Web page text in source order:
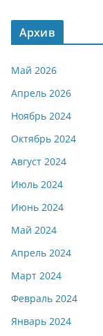
Архив
Май 2026
Апрель 2026
Ноябрь 2024
Октябрь 2024
Август 2024
Июль 2024
Июнь 2024
Май 2024
Апрель 2024
Март 2024
Февраль 2024
Январь 2024